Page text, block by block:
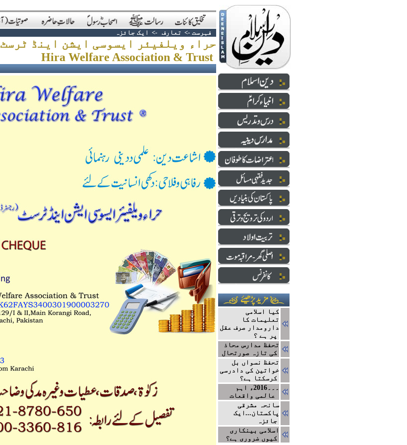
فہرست -> تعارف -> ایک جائزہ
حراء ویلفیئر ایسوسی ایشن اینڈ ٹرسٹ
Hira Welfare Association & Trust
کیا اسلامی
تعلیمات کا
دارومدار صرف عقل
پر ہے ؟
تحفظ مدارس محاذ
کی تازہ صورتحال
تحفظ نسواں بل
خواتین کی دادرسی
کرسکتا ہے؟
۔۔۔2016ء اہم
سانحہ مشرقی
پاکستان...ایک
جائزہ
اسلامی بینکاری
کیوں ضروری ہے؟